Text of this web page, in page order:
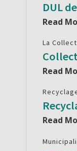
DUL
Read
La
Read
Read